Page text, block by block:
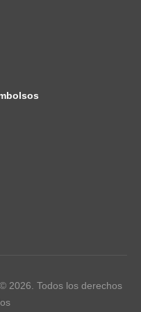
2026. Todos los derechos